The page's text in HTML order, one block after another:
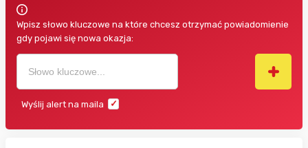
Wpisz słowo kluczowe na które chcesz otrzymać powiadomienie
gdy pojawi się nowa okazja:
Wyślij alert na maila